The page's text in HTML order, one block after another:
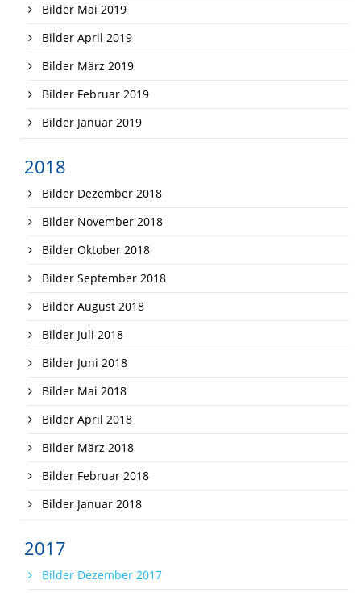
Bilder Mai 2019
Bilder April 2019
Bilder März 2019
Bilder Februar 2019
Bilder Januar 2019
2018
Bilder Dezember 2018
Bilder November 2018
Bilder Oktober 2018
Bilder September 2018
Bilder August 2018
Bilder Juli 2018
Bilder Juni 2018
Bilder Mai 2018
Bilder April 2018
Bilder März 2018
Bilder Februar 2018
Bilder Januar 2018
2017
Bilder Dezember 2017